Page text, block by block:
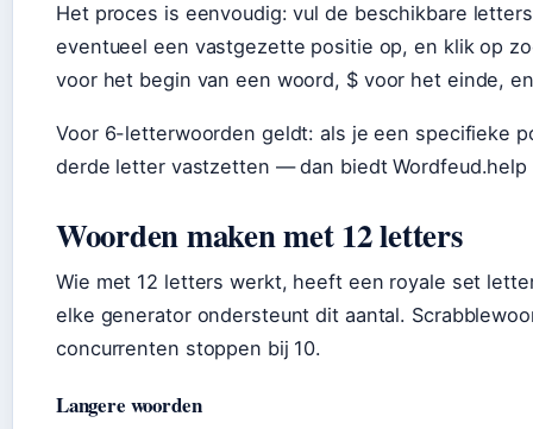
Het proces is eenvoudig: vul de beschikbare
eventueel een vastgezette positie op, en klik op
voor het begin van een woord, $ voor het einde,
Voor 6-letterwoorden geldt: als je een specifieke
derde letter vastzetten — dan biedt
Woorden maken met 12 letters
Wie met 12 letters werkt, heeft een royale set
elke generator ondersteunt dit aantal.
concurrenten stoppen bij 10.
Langere woorden